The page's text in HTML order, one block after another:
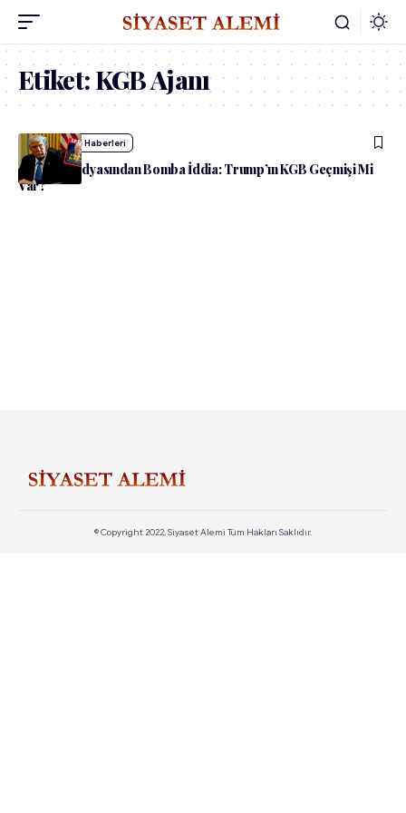
Etiket:KGB Ajanı
admin Dünya Haberleri
Fransız Medyasından Bomba İddia: Trump’ın KGB Geçmişi Mi
Var?
© Copyright 2022, Siyaset Alemi Tüm Hakları Saklıdır.